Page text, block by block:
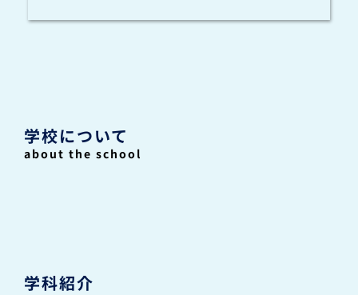
学校について
about the school
学科紹介